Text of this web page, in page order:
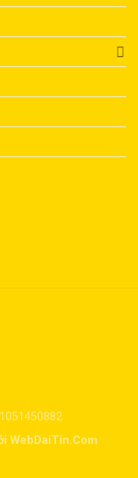
WebDaiTin.Com